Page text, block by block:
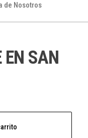
de Nosotros
EN SAN